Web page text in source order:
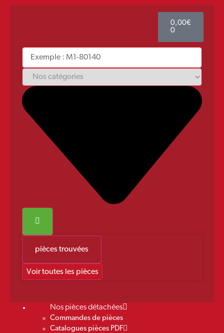
0,00€
0
pièces trouvées
Voir toutes les pièces
Nos pièces détachées
Commandes de pièces
Catalogues pièces PDF